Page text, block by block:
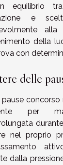
equilibrio
e
della
con
delle
concorso
per
nel proprio
dalla